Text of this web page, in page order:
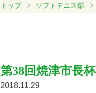
トップ ソフトテニス部
第38回焼津市長
2018.11.29